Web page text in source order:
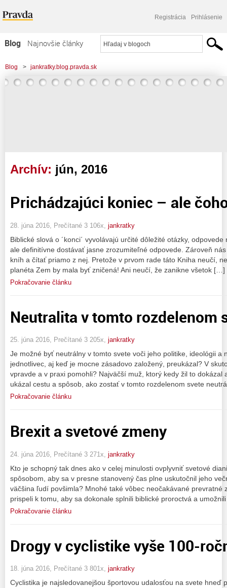
Registrácia Prihlásenie
Blog
Najnovšie články
Najčítanejšie články
Najkomentovanejšie články
Blog > jankratky.blog.pravda.sk
Archív: jún, 2016
Prichádzajúci koniec – ale
28. júna 2016, Prečítané 3 106x, jankratky
Biblické slová o ´konci´ vyvolávajú určité dôležité otázky,
ale definitívne dostávať jasne zrozumiteľné odpovede. Zároveň
kníh a čítať priamo z nej. Pretože v prvom rade táto Kniha neučí,
planéta Zem by mala byť zničená! Ani neučí, že zanikne všetok […]
Pokračovanie článku
Neutralita v tomto rozdelenom
25. júna 2016, Prečítané 3 205x, jankratky
Je možné byť neutrálny v tomto svete voči jeho politike, ideológii a
jednotlivec, aj keď je mocne zásadovo založený, preukázal? V
vpravde a v praxi pomohli? Najväčší muž, ktorý kedy žil to dokázal
ukázal cestu a spôsob, ako zostať v tomto rozdelenom svete
Pokračovanie článku
Brexit a svetové zmeny
24. júna 2016, Prečítané 3 271x, jankratky
Kto je schopný tak dnes ako v celej minulosti ovplyvniť svetové
spôsobom, aby sa v presne stanovený čas plne uskutočnil jeho
väčšina ľudí povšimla? Mnohé také vôbec neočakávané prevratné
prispeli k tomu, aby sa dokonale splnili biblické proroctvá a
Pokračovanie článku
Drogy v cyclistike vyše 100-
18. júna 2016, Prečítané 3 801x, jankratky
Cyclistika je najsledovanejšou športovou udalosťou na svete hneď